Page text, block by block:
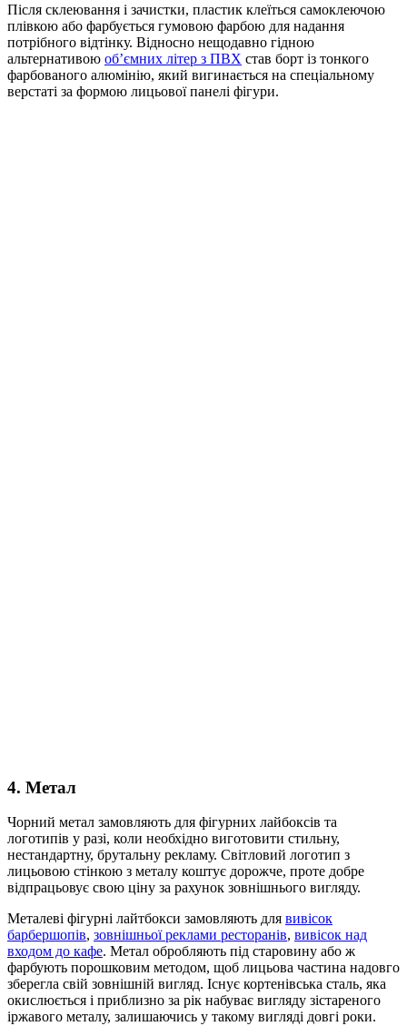
Після склеювання і зачистки, пластик клеїться самоклеючою
плівкою або фарбується гумовою фарбою для надання
потрібного відтінку. Відносно нещодавно гідною
альтернативою об’ємних літер з ПВХ став борт із тонкого
фарбованого алюмінію, який вигинається на спеціальному
верстаті за формою лицьової панелі фігури.
4. Метал
Чорний метал замовляють для фігурних лайбоксів та
логотипів у разі, коли необхідно виготовити стильну,
нестандартну, брутальну рекламу. Світловий логотип з
лицьовою стінкою з металу коштує дорожче, проте добре
відпрацьовує свою ціну за рахунок зовнішнього вигляду.
Металеві фігурні лайтбокси замовляють для вивісок
барбершопів, зовнішньої реклами ресторанів, вивісок над
входом до кафе. Метал обробляють під старовину або ж
фарбують порошковим методом, щоб лицьова частина надовго
зберегла свій зовнішній вигляд. Існує кортенівська сталь, яка
окислюється і приблизно за рік набуває вигляду зістареного
іржавого металу, залишаючись у такому вигляді довгі роки.